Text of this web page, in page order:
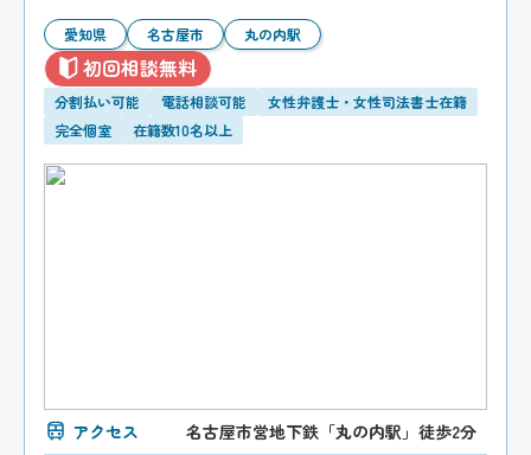
愛知県 名古屋市 丸の内駅
初回相談無料
分割払い可能 電話相談可能
女性弁護士・女性司法書士在籍
完全個室
在籍数10名以上
アクセス 名古屋市営地下鉄「丸の内駅」徒歩2分